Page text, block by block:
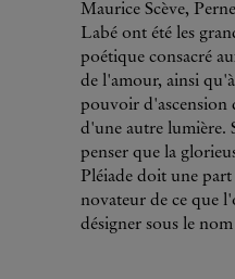
Maurice Scève,
Labé ont été les
poétique consacré
de l'amour, ainsi
pouvoir d'ascension
d'une autre lumière.
penser que la
Pléiade doit une part
novateur de ce que
désigner sous le